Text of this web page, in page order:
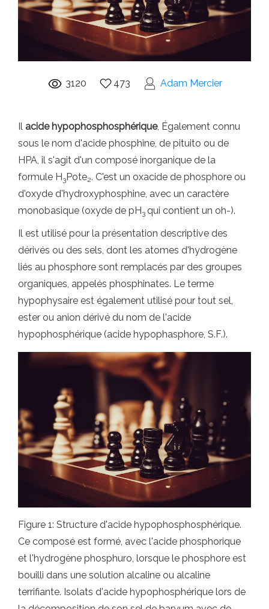
3120 473 Adam Mercier
Il acide hypophosphosphérique, Également connu
sous le nom d'acide phosphine, de pituito ou de
HPA, il s'agit d'un composé inorganique de la
formule H3Pote2. C'est un oxacide de phosphore ou
d'oxyde d'hydroxyphosphine, avec un caractère
monobasique (oxyde de pH3 qui contient un oh-).
Il est utilisé pour la présentation descriptive des
dérivés ou des sels, dont les atomes d'hydrogène
liés au phosphore sont remplacés par des groupes
organiques, appelés phosphinates. Le terme
hypophysaire est également utilisé pour tout sel,
ester ou anion dérivé du nom de l'acide
hypophosphérique (acide hypophasphore, S.F.).
Figure 1: Structure d'acide hypophosphosphérique.
Ce composé est formé, avec l'acide phosphorique
et l'hydrogène phosphuro, lorsque le phosphore est
bouilli dans une solution alcaline ou alcaline
terrifiante. Isolats d'acide hypophosphérique lors de